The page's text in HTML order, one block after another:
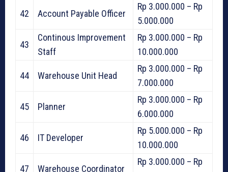
42 Account Payable Officer
Rp 3.000.000 – Rp
5.000.000
43
Continous Improvement
Staff
Rp 3.000.000 – Rp
10.000.000
44 Warehouse Unit Head
Rp 3.000.000 – Rp
7.000.000
45 Planner
Rp 3.000.000 – Rp
6.000.000
46 IT Developer
Rp 5.000.000 – Rp
10.000.000
47 Warehouse Coordinator
Rp 3.000.000 – Rp